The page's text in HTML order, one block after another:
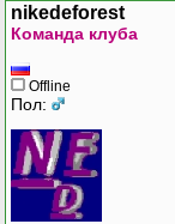
nikedeforest
Команда клуба
Offline
Пол: